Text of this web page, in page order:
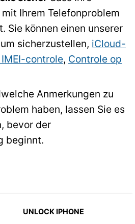
Ihrem Telefonproblem
Sie können einen unserer
sicherzustellen, iCloud-
IMEI-controle, Controle op
Anmerkungen zu
haben, lassen Sie es
bevor der
beginnt.
UNLOCK IPHONE